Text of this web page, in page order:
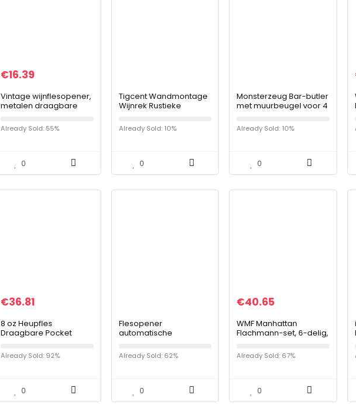
€16.39
Vintage wijnflesopener,
metalen draagbare
Cork Puller Bar Tools,
Retro brons
Already Sold: 55%
0
Tigcent Wandmontage
Wijnrek Rustieke
Organizer Rack
Wijnhouder met
voor Keuken Eetkamer
Bar
Already Sold: 10%
0
Monsterzeug Bar-butler
met muurbeugel voor 4
sterke drank als
doseerapparaat voor
baraccessoire
Already Sold: 10%
0
€36.81
8 oz Heupfles
Draagbare Pocket
Handige Trechter
Klimmen Camping BBQ
Already Sold: 92%
0
Flesopener
automatische
flesopener met sluiting
bier opener wijn bier
bar restaurant (zilver)
Already Sold: 62%
0
€40.65
WMF Manhattan
Flachmann-set, 6-delig,
trechter, stamper in
leren etui, Cromargan
cadeau-idee
Already Sold: 67%
0